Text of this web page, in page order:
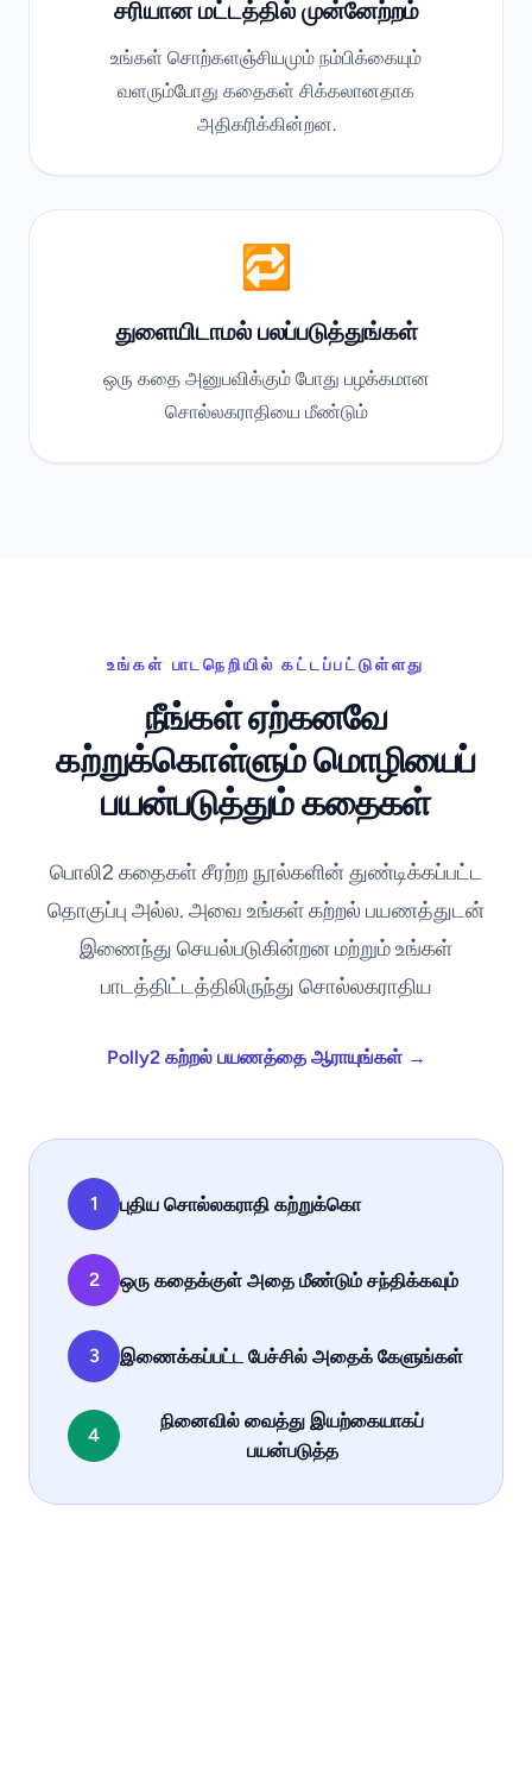
சரியான மட்டத்தில் முன்னேற்றம்
உங்கள் சொற்களஞ்சியமும் நம்பிக்கையும்
வளரும்போது கதைகள் சிக்கலானதாக
அதிகரிக்கின்றன.
🔁
துளையிடாமல் பலப்படுத்துங்கள்
ஒரு கதை அனுபவிக்கும் போது பழக்கமான
சொல்லகராதியை மீண்டும்
உங்கள் பாடநெறியில் கட்டப்பட்டுள்ளது
நீங்கள் ஏற்கனவே
கற்றுக்கொள்ளும் மொழியைப்
பயன்படுத்தும் கதைகள்
பொலி2 கதைகள் சீரற்ற நூல்களின் துண்டிக்கப்பட்ட
தொகுப்பு அல்ல. அவை உங்கள் கற்றல் பயணத்துடன்
இணைந்து செயல்படுகின்றன மற்றும் உங்கள்
பாடத்திட்டத்திலிருந்து சொல்லகராதிய
Polly2 கற்றல் பயணத்தை ஆராயுங்கள் →
1 புதிய சொல்லகராதி கற்றுக்கொ
2 ஒரு கதைக்குள் அதை மீண்டும் சந்திக்கவும்
3 இணைக்கப்பட்ட பேச்சில் அதைக் கேளுங்கள்
4
நினைவில் வைத்து இயற்கையாகப்
பயன்படுத்த